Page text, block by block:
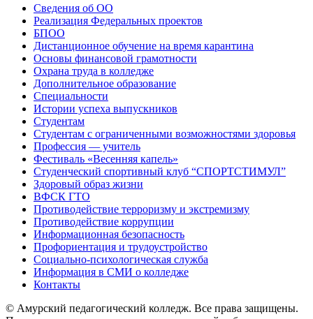
Сведения об ОО
Реализация Федеральных проектов
БПОО
Дистанционное обучение на время карантина
Основы финансовой грамотности
Охрана труда в колледже
Дополнительное образование
Специальности
Истории успеха выпускников
Студентам
Студентам с ограниченными возможностями здоровья
Профессия — учитель
Фестиваль «Весенняя капель»
Студенческий спортивный клуб “СПОРТСТИМУЛ”
Здоровый образ жизни
ВФСК ГТО
Противодействие терроризму и экстремизму
Противодействие коррупции
Информационная безопасность
Профориентация и трудоустройство
Социально-психологическая служба
Информация в СМИ о колледже
Контакты
© Амурский педагогический колледж. Все права защищены.